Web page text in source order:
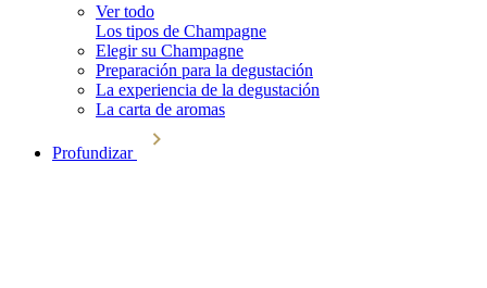
Ver todo
Los tipos de Champagne
Elegir su Champagne
Preparación para la degustación
La experiencia de la degustación
La carta de aromas
Profundizar